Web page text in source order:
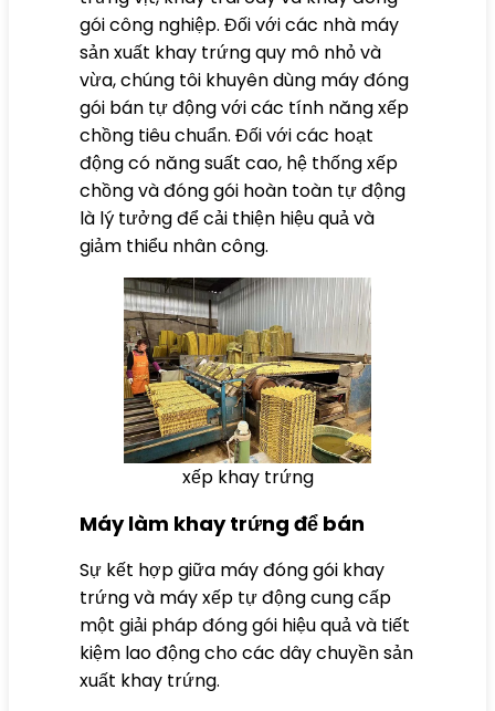
gói công nghiệp. Đối với các nhà máy
sản xuất khay trứng quy mô nhỏ và
vừa, chúng tôi khuyên dùng máy đóng
gói bán tự động với các tính năng xếp
chồng tiêu chuẩn. Đối với các hoạt
động có năng suất cao, hệ thống xếp
chồng và đóng gói hoàn toàn tự động
là lý tưởng để cải thiện hiệu quả và
giảm thiểu nhân công.
xếp khay trứng
Máy làm khay trứng để bán
Sự kết hợp giữa máy đóng gói khay
trứng và máy xếp tự động cung cấp
một giải pháp đóng gói hiệu quả và tiết
kiệm lao động cho các dây chuyền sản
xuất khay trứng.